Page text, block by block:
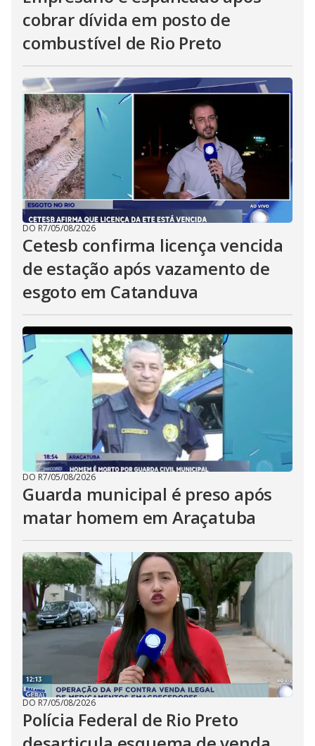
cobrar dívida em posto de
combustível de Rio Preto
DO R7/05/08/2026
Cetesb confirma licença vencida
de estação após vazamento de
esgoto em Catanduva
DO R7/05/08/2026
Guarda municipal é preso após
matar homem em Araçatuba
DO R7/05/08/2026
Polícia Federal de Rio Preto